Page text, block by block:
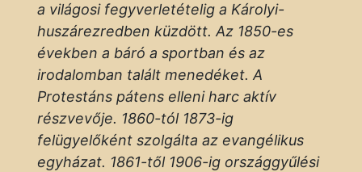
a világosi fegyverletételig a Károlyi-
huszárezredben küzdött. Az 1850-es
években a báró a sportban és az
irodalomban talált menedéket. A
Protestáns pátens elleni harc aktív
részvevője. 1860-tól 1873-ig
felügyelőként szolgálta az evangélikus
egyházat. 1861-től 1906-ig országgyűlési